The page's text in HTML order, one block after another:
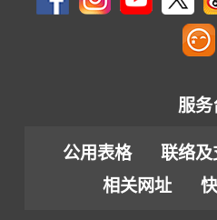
服务
公用表格 联络及
相关网址